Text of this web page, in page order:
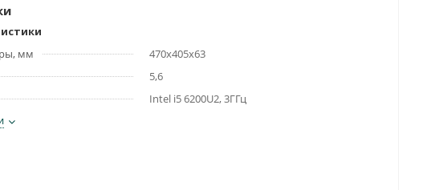
мм
470х405х63
5,6
Intel i5 6200U2, 3ГГц